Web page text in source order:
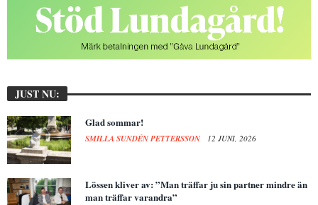
JUST NU:
Glad sommar!
SMILLA SUNDÉN PETTERSSON 12 JUNI, 2026
Lössen kliver av: ”Man träffar ju sin partner mindre än
man träffar varandra”